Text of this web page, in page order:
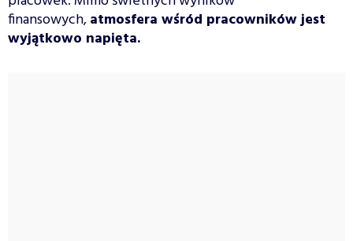
finansowych,atmosfera wśród pracowników jest
wyjątkowo napięta.